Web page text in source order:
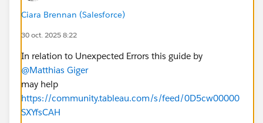
Ciara Brennan (Salesforce)
30 oct. 2025 8:22
In relation to Unexpected Errors this guide by
@Matthias Giger
may help
https://community.tableau.com/s/feed/0D5cw00000
SXYfsCAH